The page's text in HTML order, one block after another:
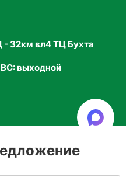
32км вл4 ТЦ Бухта
выходной